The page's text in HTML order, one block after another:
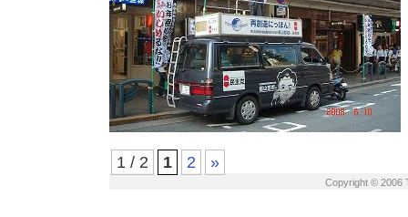
1 / 2 1 2 »
Copyright © 2006